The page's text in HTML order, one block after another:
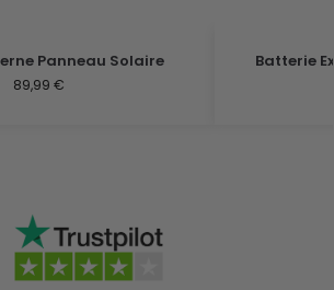
Panneau Solaire
89,99€
Batterie